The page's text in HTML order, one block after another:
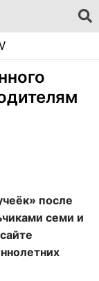
после
семи и